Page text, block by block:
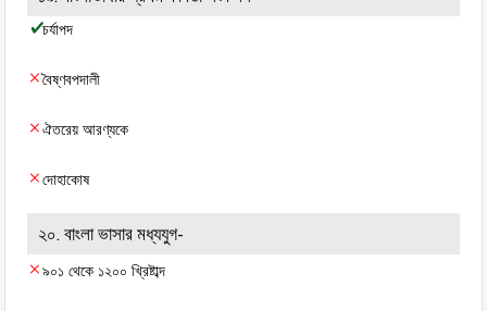
চর্যাপদ
বৈষ্ণবপদালী
ঐতরেয় আরণ্যকে
দোহাকোষ
২০. বাংলা ভাসার মধ্যযুগ-
৯০১ থেকে ১২০০ খ্রিষ্টাব্দ